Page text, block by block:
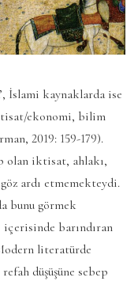
İslami kaynaklarda ise
ekonomi, bilim
2019: 159-179).
iktisat, ahlakı,
ardı etmemekteydi.
bunu görmek
barındıran
literatürde
düşüşüne sebep